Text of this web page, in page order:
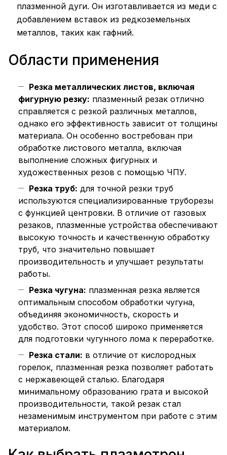
плазменной дуги. Он изготавливается из меди с
добавлением вставок из редкоземельных
металлов, таких как гафний.
Области применения
Резка металлических листов, включая
фигурную резку: плазменный резак отлично
справляется с резкой различных металлов,
однако его эффективность зависит от толщины
материала. Он особенно востребован при
обработке листового металла, включая
выполнение сложных фигурных и
художественных резов с помощью ЧПУ.
Резка труб: для точной резки труб
используются специализированные труборезы
с функцией центровки. В отличие от газовых
резаков, плазменные устройства обеспечивают
высокую точность и качественную обработку
труб, что значительно повышает
производительность и улучшает результаты
работы.
Резка чугуна: плазменная резка является
оптимальным способом обработки чугуна,
объединяя экономичность, скорость и
удобство. Этот способ широко применяется
для подготовки чугунного лома к переработке.
Резка стали: в отличие от кислородных
горелок, плазменная резка позволяет работать
с нержавеющей сталью. Благодаря
минимальному образованию грата и высокой
производительности, такой резак стал
незаменимым инструментом при работе с этим
материалом.